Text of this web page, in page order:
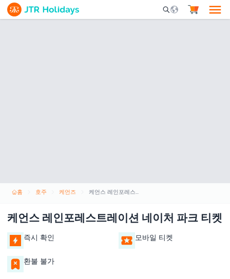
Mobile Search
홈 호주 케언즈 케언스 레인포레스트레이션 네이처 파크 티켓
케언스 레인포레스트레이션 네이처 파크 티켓
즉시 확인 모바일 티켓
환불 불가